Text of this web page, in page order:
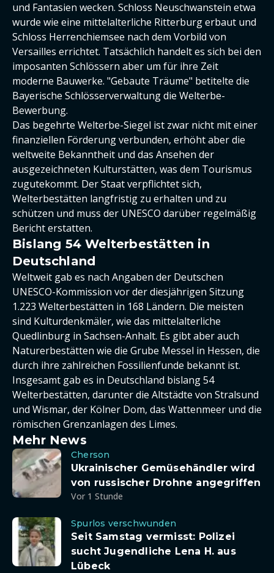
und Fantasien wecken. Schloss Neuschwanstein etwa
wurde wie eine mittelalterliche Ritterburg erbaut und
Schloss Herrenchiemsee nach dem Vorbild von
Versailles errichtet. Tatsächlich handelt es sich bei den
imposanten Schlössern aber um für ihre Zeit
moderne Bauwerke. "Gebaute Träume" betitelte die
Bayerische Schlösserverwaltung die Welterbe-
Bewerbung.
Das begehrte Welterbe-Siegel ist zwar nicht mit einer
finanziellen Förderung verbunden, erhöht aber die
weltweite Bekanntheit und das Ansehen der
ausgezeichneten Kulturstätten, was dem Tourismus
zugutekommt. Der Staat verpflichtet sich,
Welterbestätten langfristig zu erhalten und zu
schützen und muss der UNESCO darüber regelmäßig
Bericht erstatten.
Bislang 54 Welterbestätten in
Deutschland
Weltweit gab es nach Angaben der Deutschen
UNESCO-Kommission vor der diesjährigen Sitzung
1.223 Welterbestätten in 168 Ländern. Die meisten
sind Kulturdenkmäler, wie das mittelalterliche
Quedlinburg in Sachsen-Anhalt. Es gibt aber auch
Naturerbestätten wie die Grube Messel in Hessen, die
durch ihre zahlreichen Fossilienfunde bekannt ist.
Insgesamt gab es in Deutschland bislang 54
Welterbestätten, darunter die Altstädte von Stralsund
und Wismar, der Kölner Dom, das Wattenmeer und die
römischen Grenzanlagen des Limes.
Mehr News
Cherson
Ukrainischer Gemüsehändler wird
von russischer Drohne angegriffen
Vor 1 Stunde
Spurlos verschwunden
Seit Samstag vermisst: Polizei
sucht Jugendliche Lena H. aus
Lübeck